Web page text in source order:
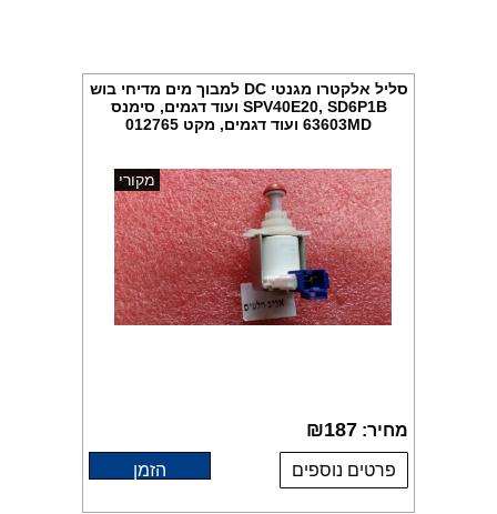
סליל אלקטרו מגנטי DC למבוך מים מדיחי בוש
SPV40E20, SD6P1B ועוד דגמים, סימנס
63603MD ועוד דגמים, מקט 012765
מקורי
מחיר: ₪187
פרטים נוספים הזמן